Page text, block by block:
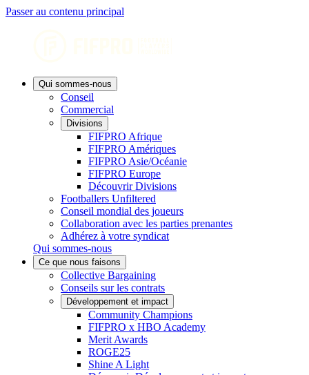
Passer au contenu principal
Qui sommes-nous
Conseil
Commercial
Divisions
FIFPRO Afrique
FIFPRO Amériques
FIFPRO Asie/Océanie
FIFPRO Europe
Découvrir Divisions
Footballers Unfiltered
Conseil mondial des joueurs
Collaboration avec les parties prenantes
Adhérez à votre syndicat
Qui sommes-nous
Ce que nous faisons
Collective Bargaining
Conseils sur les contrats
Développement et impact
Community Champions
FIFPRO x HBO Academy
Merit Awards
ROGE25
Shine A Light